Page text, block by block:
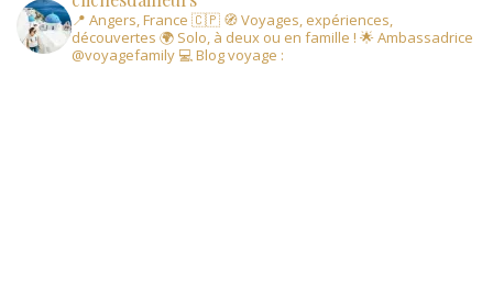
📍 Angers, France 🇨🇵 🧭 Voyages, expériences,
découvertes 🌍 Solo, à deux ou en famille ! 🌟 Ambassadrice
@voyagefamily 💻 Blog voyage :